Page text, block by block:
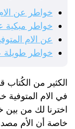
خواطر عن
خواطر مبكية
عن الام
خواطر طويلة
الكثير من الكُتاب
في الام
اخترنا لك من بين
خاصة أن الأم